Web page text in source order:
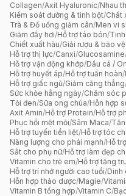
Collagen/Axit Hyaluronic/Nhau
Kiểm soát đường & tinh bột/Chất
Trà & Đồ uống giảm cân/Men vi
Giảm đầy hơi/Hỗ trợ táo bón/
Chiết xuất hàu/Giải rượu & bảo
Hỗ trợ thị lực/Canxi/Glucosamine
Hỗ trợ vận động khớp/Dầu cá /
Hỗ trợ huyết áp/Hỗ trợ tuần hoàn/
Hỗ trợ giấc ngủ/Giảm căng thẳng
Sức khỏe hằng ngày/Chăm sóc
Tỏi đen/Sữa ong chúa/Hỗn hợp
Axit Amin/Hỗ trợ Protein/Hỗ trợ
Phục hồi mệt mỏi/Sâm Maca/
Hỗ trợ tuyến tiền liệt/Hỗ trợ tóc
Năng lượng cho phái mạnh/Hỗ
Sắt cho phụ nữ/Hỗ trợ làm đẹp
Vitamin cho trẻ em/Hỗ trợ tăng
Hỗ trợ trí nhớ người cao tuổi/Dinh
Hỗn hợp thảo dược/Magie/
Vitamin B tổng hợp/Vitamin C/